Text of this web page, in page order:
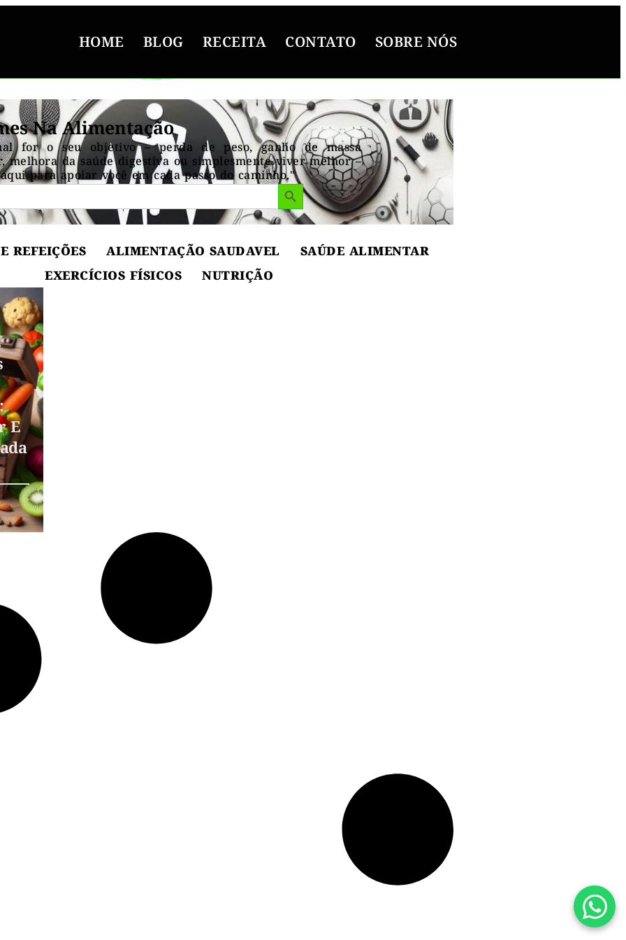
HOME BLOG RECEITA CONTATO SOBRE NÓS
Na Alimentação
for o seu objetivo – perda de peso, ganho de massa
melhora da saúde digestiva ou simplesmente viver melhor –
para apoiar você em cada passo do caminho."Search Button
REFEIÇÕES ALIMENTAÇÃO SAUDAVEL
SAÚDE ALIMENTAR
EXERCÍCIOS FÍSICOS
NUTRIÇÃO
E